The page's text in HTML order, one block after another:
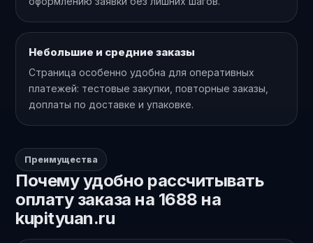
Небольшие и средние заказы
Страница особенно удобна для оперативных
платежей: тестовые закупки, повторные заказы,
доплаты по доставке и упаковке.
Преимущества
Почему удобно рассчитывать
оплату заказа на 1688 на
kupityuan.ru